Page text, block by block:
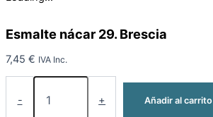
Esmalte nácar 29. Brescia
7,45 € IVA Inc.
- + Añadir al carrito